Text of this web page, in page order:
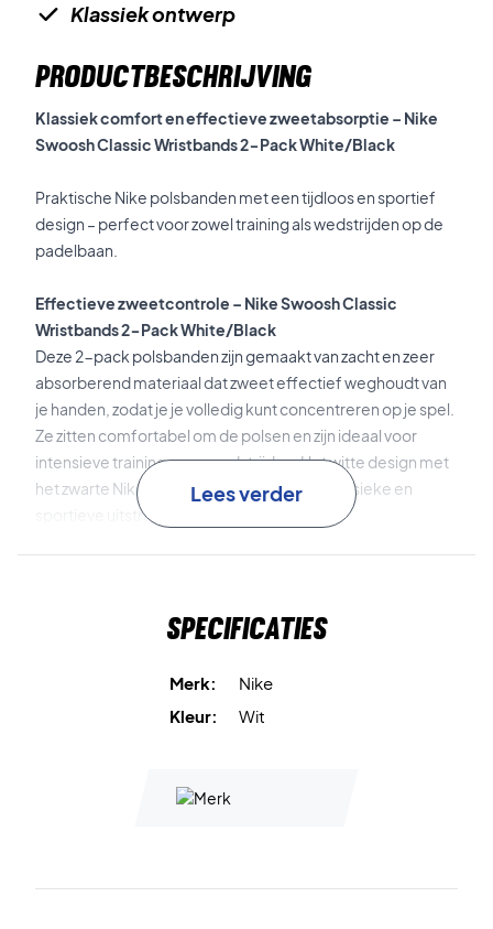
Klassiek ontwerp
PRODUCTBESCHRIJVING
Klassiek comfort en effectieve zweetabsorptie – Nike
Swoosh Classic Wristbands 2-Pack White/Black
Praktische Nike polsbanden met een tijdloos en sportief
design – perfect voor zowel training als wedstrijden op de
padelbaan.
Effectieve zweetcontrole – Nike Swoosh Classic
Wristbands 2-Pack White/Black
Deze 2-pack polsbanden zijn gemaakt van zacht en zeer
absorberend materiaal dat zweet effectief weghoudt van
je handen, zodat je je volledig kunt concentreren op je spel.
Ze zitten comfortabel om de polsen en zijn ideaal voor
intensieve trainingen en wedstrijden. Het witte design met
het zwarte Nike Swoosh-logo geeft een klassieke en
sportieve uitstraling die bij elke outfit past.
7,5 × 7 cm.
Lees verder
Specificaties
Merk:
Nike
Kleur:
Wit